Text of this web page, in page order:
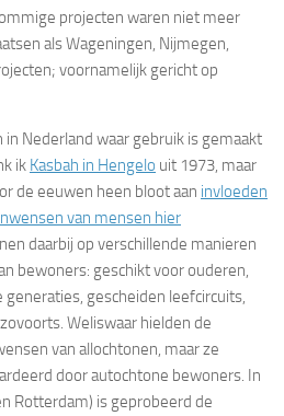
projecten waren niet meer
als Wageningen, Nijmegen,
voornamelijk gericht op
Nederland waar gebruik is gemaakt
ik Kasbah in Hengelo uit 1973, maar
de eeuwen heen bloot aan invloeden
van mensen hier
daarbij op verschillende manieren
bewoners: geschikt voor ouderen,
gescheiden leefcircuits,
Weliswaar hielden de
van allochtonen, maar ze
door autochtone bewoners. In
Rotterdam) is geprobeerd de